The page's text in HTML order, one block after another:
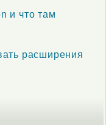
и что там
расширения